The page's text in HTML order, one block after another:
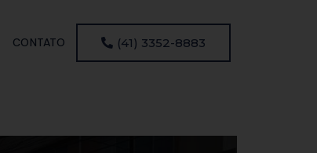
CONTATO (41) 3352-8883